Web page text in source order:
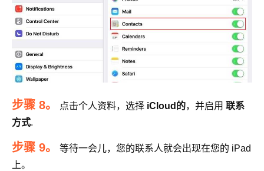
步骤 8。 点击个人资料，选择 iCloud的，并启用 联系
方式.
步骤 9。
等待一会儿，您的联系人就会出现在您的 iPad
上。